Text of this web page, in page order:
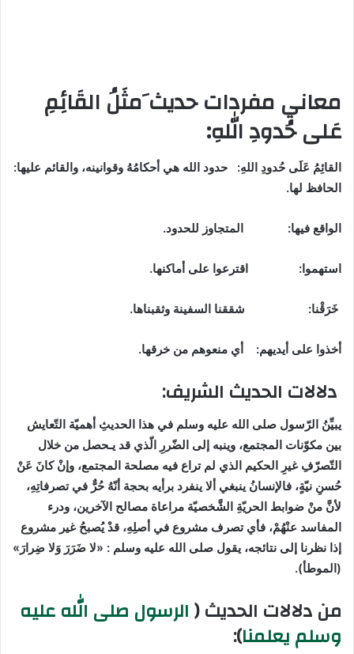
معاني مفردات حديث َمثَلُ القَائِمِ
عَلى حُدودِ اللهِ:
القائِمُ عَلَى حُدودِ اللهِ: حدود الله هي أحكامُهُ وقوانينه، والقائم عليها:
الحافظ لها.
الواقع فيها: المتجاوز للحدود.
استهموا: اقترعوا على أماكنها.
خَرَقْنا: شققنا السفينة وثقبناها.
أخذوا على أيديهم: أي منعوهم من خرقها.
دلالات الحديث الشريف:
يبيِّنُ الرّسول صلى الله عليه وسلم في هذا الحديثِ أهميّة التّعايش
بين مكوّنات المجتمع، وينبه إلى الضّررِ الّذي قد يـحصل من خلال
التّصرّفِ غيرِ الحكيم الذي لم تراع فيه مصلحة المجتمع، وإنْ كانَ عَنْ
حُسنِ نيّةٍ، فالإنسانُ ينبغي ألا ينفرد برأيه بحجة أنّهُ حُرٌّ في تصرفاتِهِ،
لأنَّ منْ ضوابط الحريّةِ الشَّخصيّة مراعاة مصالح الآخرين، ودرء
المفاسد عنْهُمْ، فأي تصرف مشروع في أصلِهِ، قدْ يُصبحُ غير مشروع
إذا نظرنا إلى نتائجه، يقول صلى الله عليه وسلم : «لا ضَرَرَ وَلا ضِرارَ»
(الموطأ).
من دلالات الحديث (الرسول صلى الله عليه
وسلم يعلمنا):